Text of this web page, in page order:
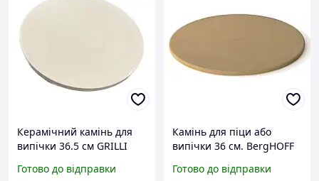
Керамічний камінь для
випічки 36.5 см GRILLI
Готово до відправки
Камінь для піци або
випічки 36 см. BergHOFF
Готово до відправки